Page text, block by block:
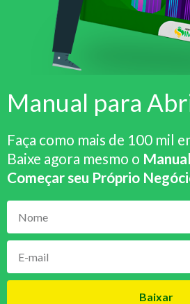
Manual para
Faça como mais de 100 mil
Baixe agora mesmo o
Começar seu Próprio
Baixar